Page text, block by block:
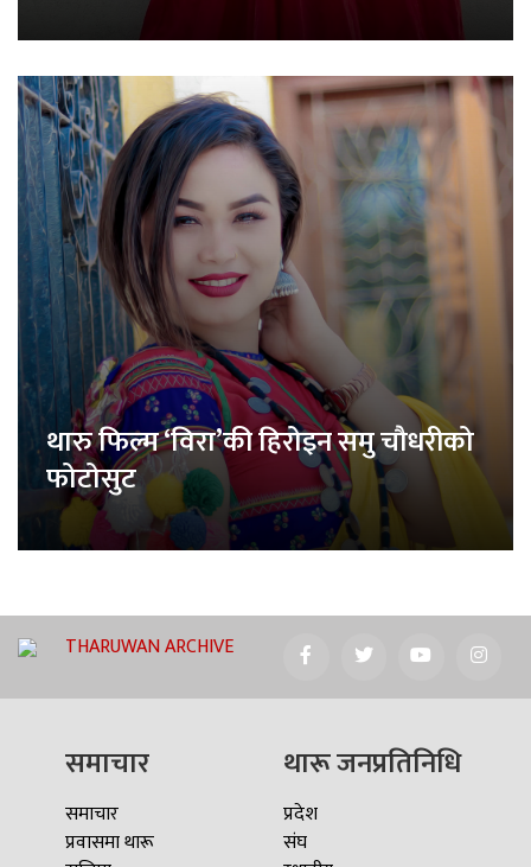
थारु फिल्म ‘विरा’की हिरोइन समु चौधरीको
फोटोसुट
THARUWAN ARCHIVE
समाचार
समाचार
प्रवासमा थारू
थारू जनप्रतिनिधि
प्रदेश
संघ